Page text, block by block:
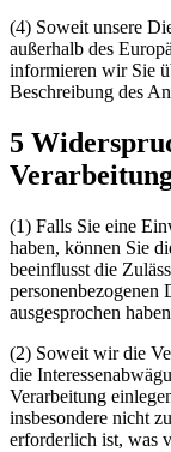
(4) Soweit unsere
außerhalb des
informieren wir Sie
Beschreibung des
5
(1) Falls Sie eine
haben, können Sie
beeinflusst die
personenbezogenen
ausgesprochen
(2) Soweit wir die
die
Verarbeitung
insbesondere nicht
erforderlich ist, was